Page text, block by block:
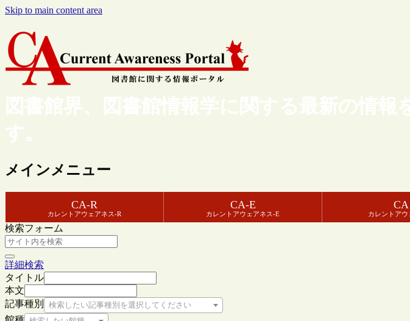
Skip to main content area
図書館界、図書館情報学に関する最新の情
す。
メインメニュー
CA-R
カレントアウェアネス-R
CA-E
カレントアウェアネス-E
CA
カレントアウ
検索フォーム
詳細検索
タイトル
本文
記事種別
検索したい記事種別を選択してください